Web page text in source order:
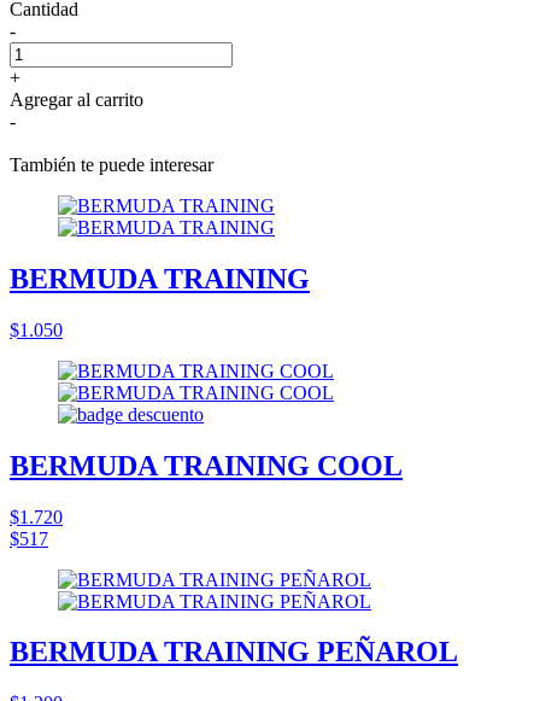
Cantidad
-
+
Agregar al carrito
-
También te puede interesar
BERMUDA TRAINING
$1.050
BERMUDA TRAINING COOL
$1.720
$517
BERMUDA TRAINING PEÑAROL